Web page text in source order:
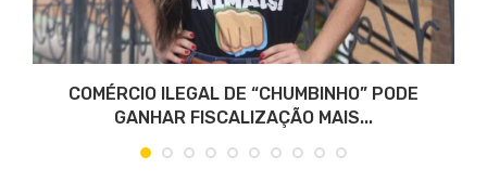
COMÉRCIO ILEGAL DE “CHUMBINHO” PODE
GANHAR FISCALIZAÇÃO MAIS...